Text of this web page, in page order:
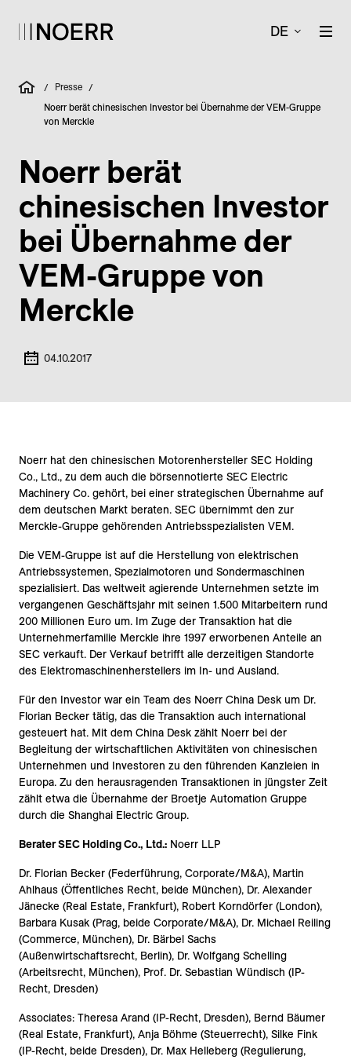
DE
/ Presse /
Noerr berät chinesischen Investor bei Übernahme der VEM-Gruppe
von Merckle
Noerr berät
chinesischen Investor
bei Übernahme der
VEM-Gruppe von
Merckle
04.10.2017
Noerr hat den chinesischen Motorenhersteller SEC Holding
Co., Ltd., zu dem auch die börsennotierte SEC Electric
Machinery Co. gehört, bei einer strategischen Übernahme auf
dem deutschen Markt beraten. SEC übernimmt den zur
Merckle-Gruppe gehörenden Antriebsspezialisten VEM.
Die VEM-Gruppe ist auf die Herstellung von elektrischen
Antriebssystemen, Spezialmotoren und Sondermaschinen
spezialisiert. Das weltweit agierende Unternehmen setzte im
vergangenen Geschäftsjahr mit seinen 1.500 Mitarbeitern rund
200 Millionen Euro um. Im Zuge der Transaktion hat die
Unternehmerfamilie Merckle ihre 1997 erworbenen Anteile an
SEC verkauft. Der Verkauf betrifft alle derzeitigen Standorte
des Elektromaschinenherstellers im In- und Ausland.
Für den Investor war ein Team des Noerr China Desk um Dr.
Florian Becker tätig, das die Transaktion auch international
gesteuert hat. Mit dem China Desk zählt Noerr bei der
Begleitung der wirtschaftlichen Aktivitäten von chinesischen
Unternehmen und Investoren zu den führenden Kanzleien in
Europa. Zu den herausragenden Transaktionen in jüngster Zeit
zählt etwa die Übernahme der Broetje Automation Gruppe
durch die Shanghai Electric Group.
Berater SEC Holding Co., Ltd.: Noerr LLP
Dr. Florian Becker (Federführung, Corporate/M&A), Martin
Ahlhaus (Öffentliches Recht, beide München), Dr. Alexander
Jänecke (Real Estate, Frankfurt), Robert Korndörfer (London),
Barbara Kusak (Prag, beide Corporate/M&A), Dr. Michael Reiling
(Commerce, München), Dr. Bärbel Sachs
(Außenwirtschaftsrecht, Berlin), Dr. Wolfgang Schelling
(Arbeitsrecht, München), Prof. Dr. Sebastian Wündisch (IP-
Recht, Dresden)
Associates: Theresa Arand (IP-Recht, Dresden), Bernd Bäumer
(Real Estate, Frankfurt), Anja Böhme (Steuerrecht), Silke Fink
(IP-Recht, beide Dresden), Dr. Max Helleberg (Regulierung,